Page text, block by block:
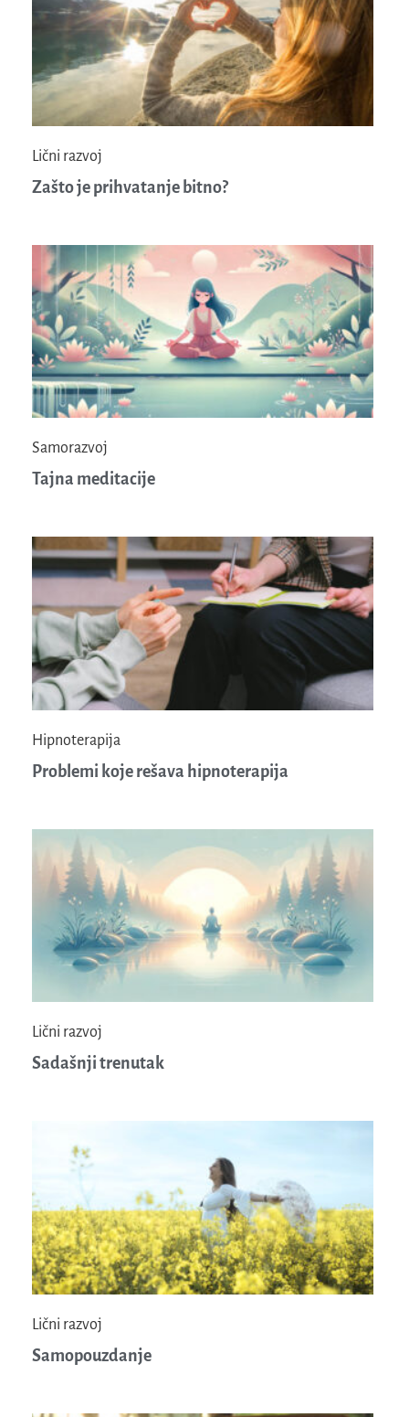
Lični razvoj
Zašto je prihvatanje bitno?
Samorazvoj
Tajna meditacije
Hipnoterapija
Problemi koje rešava hipnoterapija
Lični razvoj
Sadašnji trenutak
Lični razvoj
Samopouzdanje